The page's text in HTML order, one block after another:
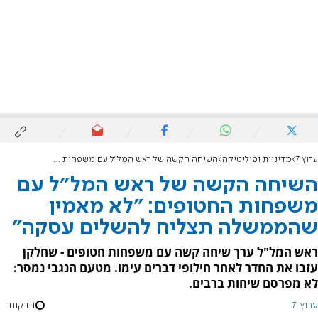
ערוץ 7 מדיניות ופוליטיקה השיחה הקשה של ראש המל"ל עם משפחות החטופים: "לא מאמין שהממשלה תצליח להשלים עסקה"
השיחה הקשה של ראש המל"ל עם
משפחות החטופים: "לא מאמין
שהממשלה תצליח להשלים עסקה"
ראש המל"ל ערך שיחה קשה עם משפחות חטופים - שחלקן
עזבו את החדר לאחר חילופי דברים עימו. מטעם הנגבי נמסר:
לא מפרסם שיחות ברבים.
ערוץ 7 1 דקות